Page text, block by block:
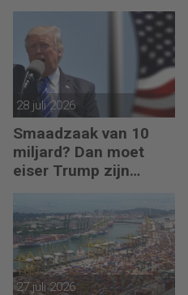
28 juli 2026
Smaadzaak van 10
miljard? Dan moet
eiser Trump zijn
27 juli 2026